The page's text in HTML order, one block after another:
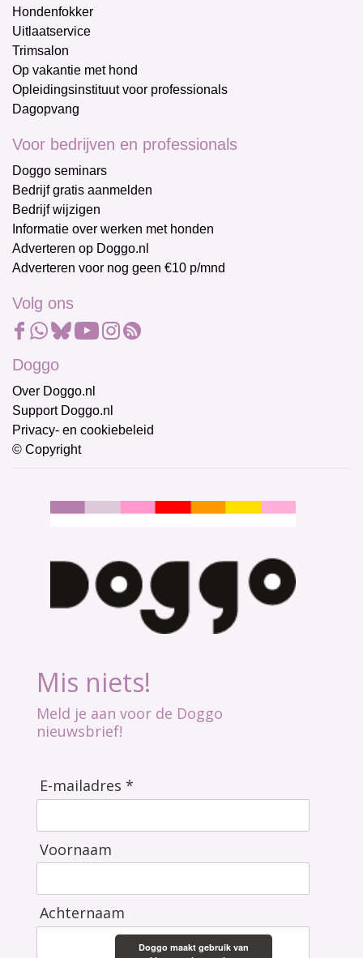
Hondenfokker
Uitlaatservice
Trimsalon
Op vakantie met hond
Opleidingsinstituut voor professionals
Dagopvang
Voor bedrijven en professionals
Doggo seminars
Bedrijf gratis aanmelden
Bedrijf wijzigen
Informatie over werken met honden
Adverteren op Doggo.nl
Adverteren voor nog geen €10 p/mnd
Volg ons
Doggo
Over Doggo.nl
Support Doggo.nl
Privacy- en cookiebeleid
© Copyright
Mis niets!
Meld je aan voor de Doggo
nieuwsbrief!
E-mailadres *
Voornaam
Achternaam
Doggo maakt gebruik van